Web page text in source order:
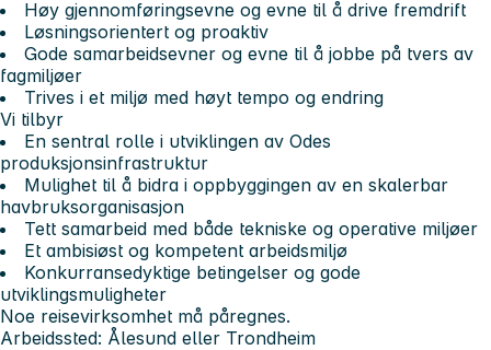
Høy gjennomføringsevne og evne til å drive fremdrift
Løsningsorientert og proaktiv
Gode samarbeidsevner og evne til å jobbe på tvers av
fagmiljøer
Trives i et miljø med høyt tempo og endring
Vi tilbyr
En sentral rolle i utviklingen av Odes
produksjonsinfrastruktur
Mulighet til å bidra i oppbyggingen av en skalerbar
havbruksorganisasjon
Tett samarbeid med både tekniske og operative miljøer
Et ambisiøst og kompetent arbeidsmiljø
Konkurransedyktige betingelser og gode
utviklingsmuligheter
Noe reisevirksomhet må påregnes.
Arbeidssted: Ålesund eller Trondheim